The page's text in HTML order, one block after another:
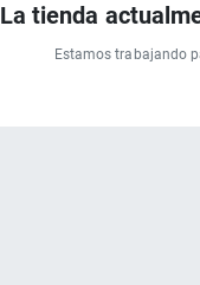
La tienda
Estamos trabajando